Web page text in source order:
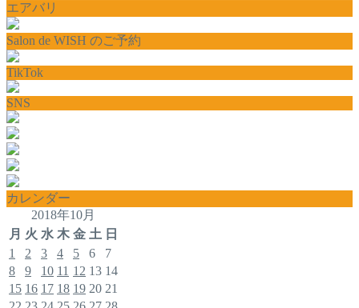
エアバリ
Salon de WISH のご予約
TikTok
SNS
カレンダー
2018年10月
月 火 水 木 金 土 日
1
2 3 4 5 6
7
8
9 10 11 12 13 14
15 16 17 18 19 20 21